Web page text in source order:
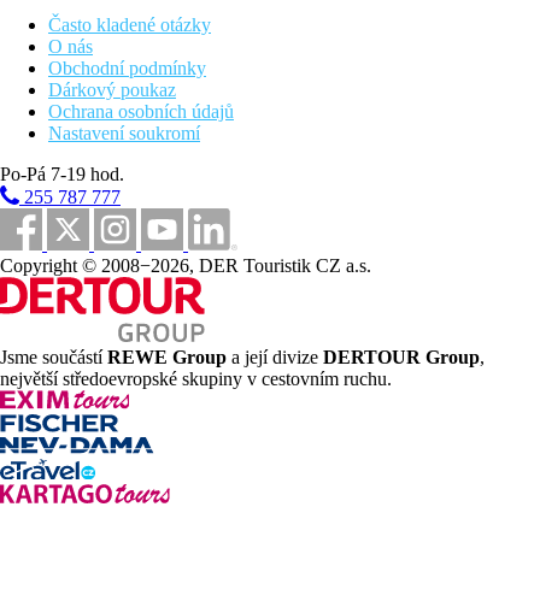
46 km
Vzdálenost od nejbližšího letiště
Pláž
Hotel přímo u pláže
Fotogalerie
Často kladené otázky
O nás
Obchodní podmínky
Dárkový poukaz
Ochrana osobních údajů
Nastavení soukromí
Po-Pá 7-19 hod.
255 787 777
Copyright © 2008−2026, DER Touristik CZ a.s.
Jsme součástíREWE Group a její divize DERTOUR Group,
největší středoevropské skupiny v cestovním ruchu.